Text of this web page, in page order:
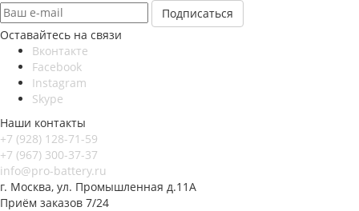
Оставайтесь на связи
Вконтакте
Facebook
Instagram
Skype
Наши контакты
+7 (928) 128-71-59
+7 (967) 300-37-37
info@pro-battery.ru
г. Москва, ул. Промышленная д.11А
Приём заказов 7/24